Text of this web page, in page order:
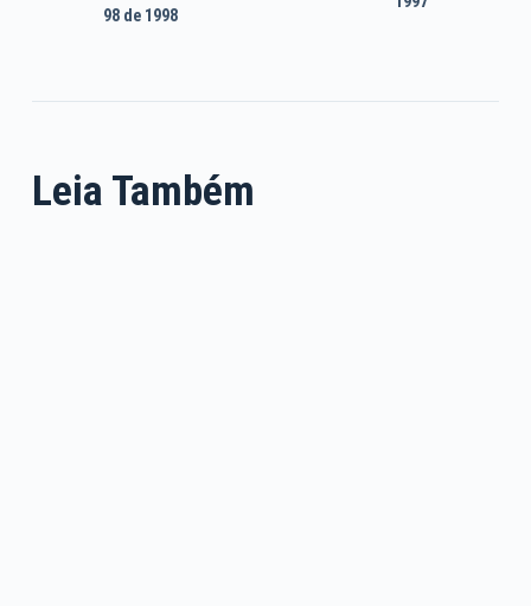
98 de 1998
Leia Também